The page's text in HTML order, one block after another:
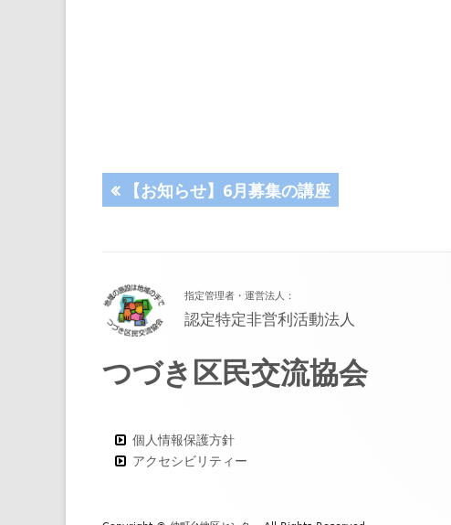
投
ビ
ー
シ
ョ
前
【お知らせ】6月募集の講座
ッ
タ
ー・
ン
テ
指定管理者・運営法人：
認定特定非営利活動法人
つづき区民交流協会
個人情報保護方針
アクセシビリティー